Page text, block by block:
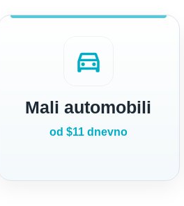
directions_car
Mali automobili
od $11 dnevno